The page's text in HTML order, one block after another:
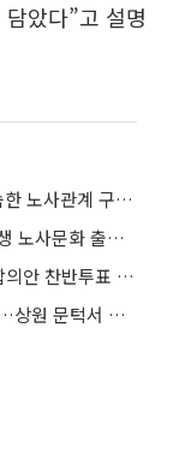
았다”고 설명
삼성전자 “노조와 임단협 잠정합의…성숙한 노사관계 구축할 것”
여명구 삼성전자 피플팀장 “잠정합의, 상생 노사문화 출발점 되길…합의사항 성실 이행”
삼성전자 노조, 총파업 일단 유보…잠정합의안 찬반투표 돌입
美 클래리티 법안 연내 통과 가능성 13%…상원 문턱서 제동